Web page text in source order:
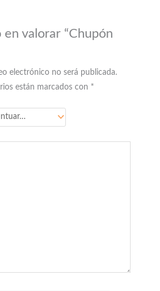
valorar “Chupón
electrónico no será publicada.
están marcados con *